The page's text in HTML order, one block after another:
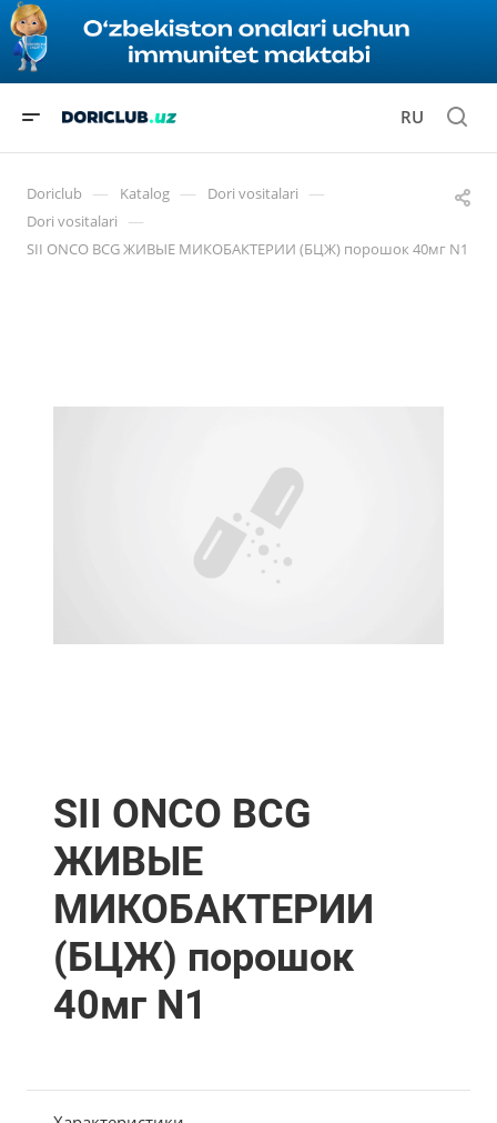
RU
Doriclub — Katalog — Dori vositalari —
Dori vositalari —
SII ONCO BCG ЖИВЫЕ МИКОБАКТЕРИИ (БЦЖ) порошок 40мг N1
SII ONCO BCG
ЖИВЫЕ
МИКОБАКТЕРИИ
(БЦЖ) порошок
40мг N1